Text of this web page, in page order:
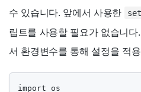
수 있습니다. 앞에서 사용한
립트를 사용할 필요가 없습니
서 환경변수를 통해 설정을 적
import os